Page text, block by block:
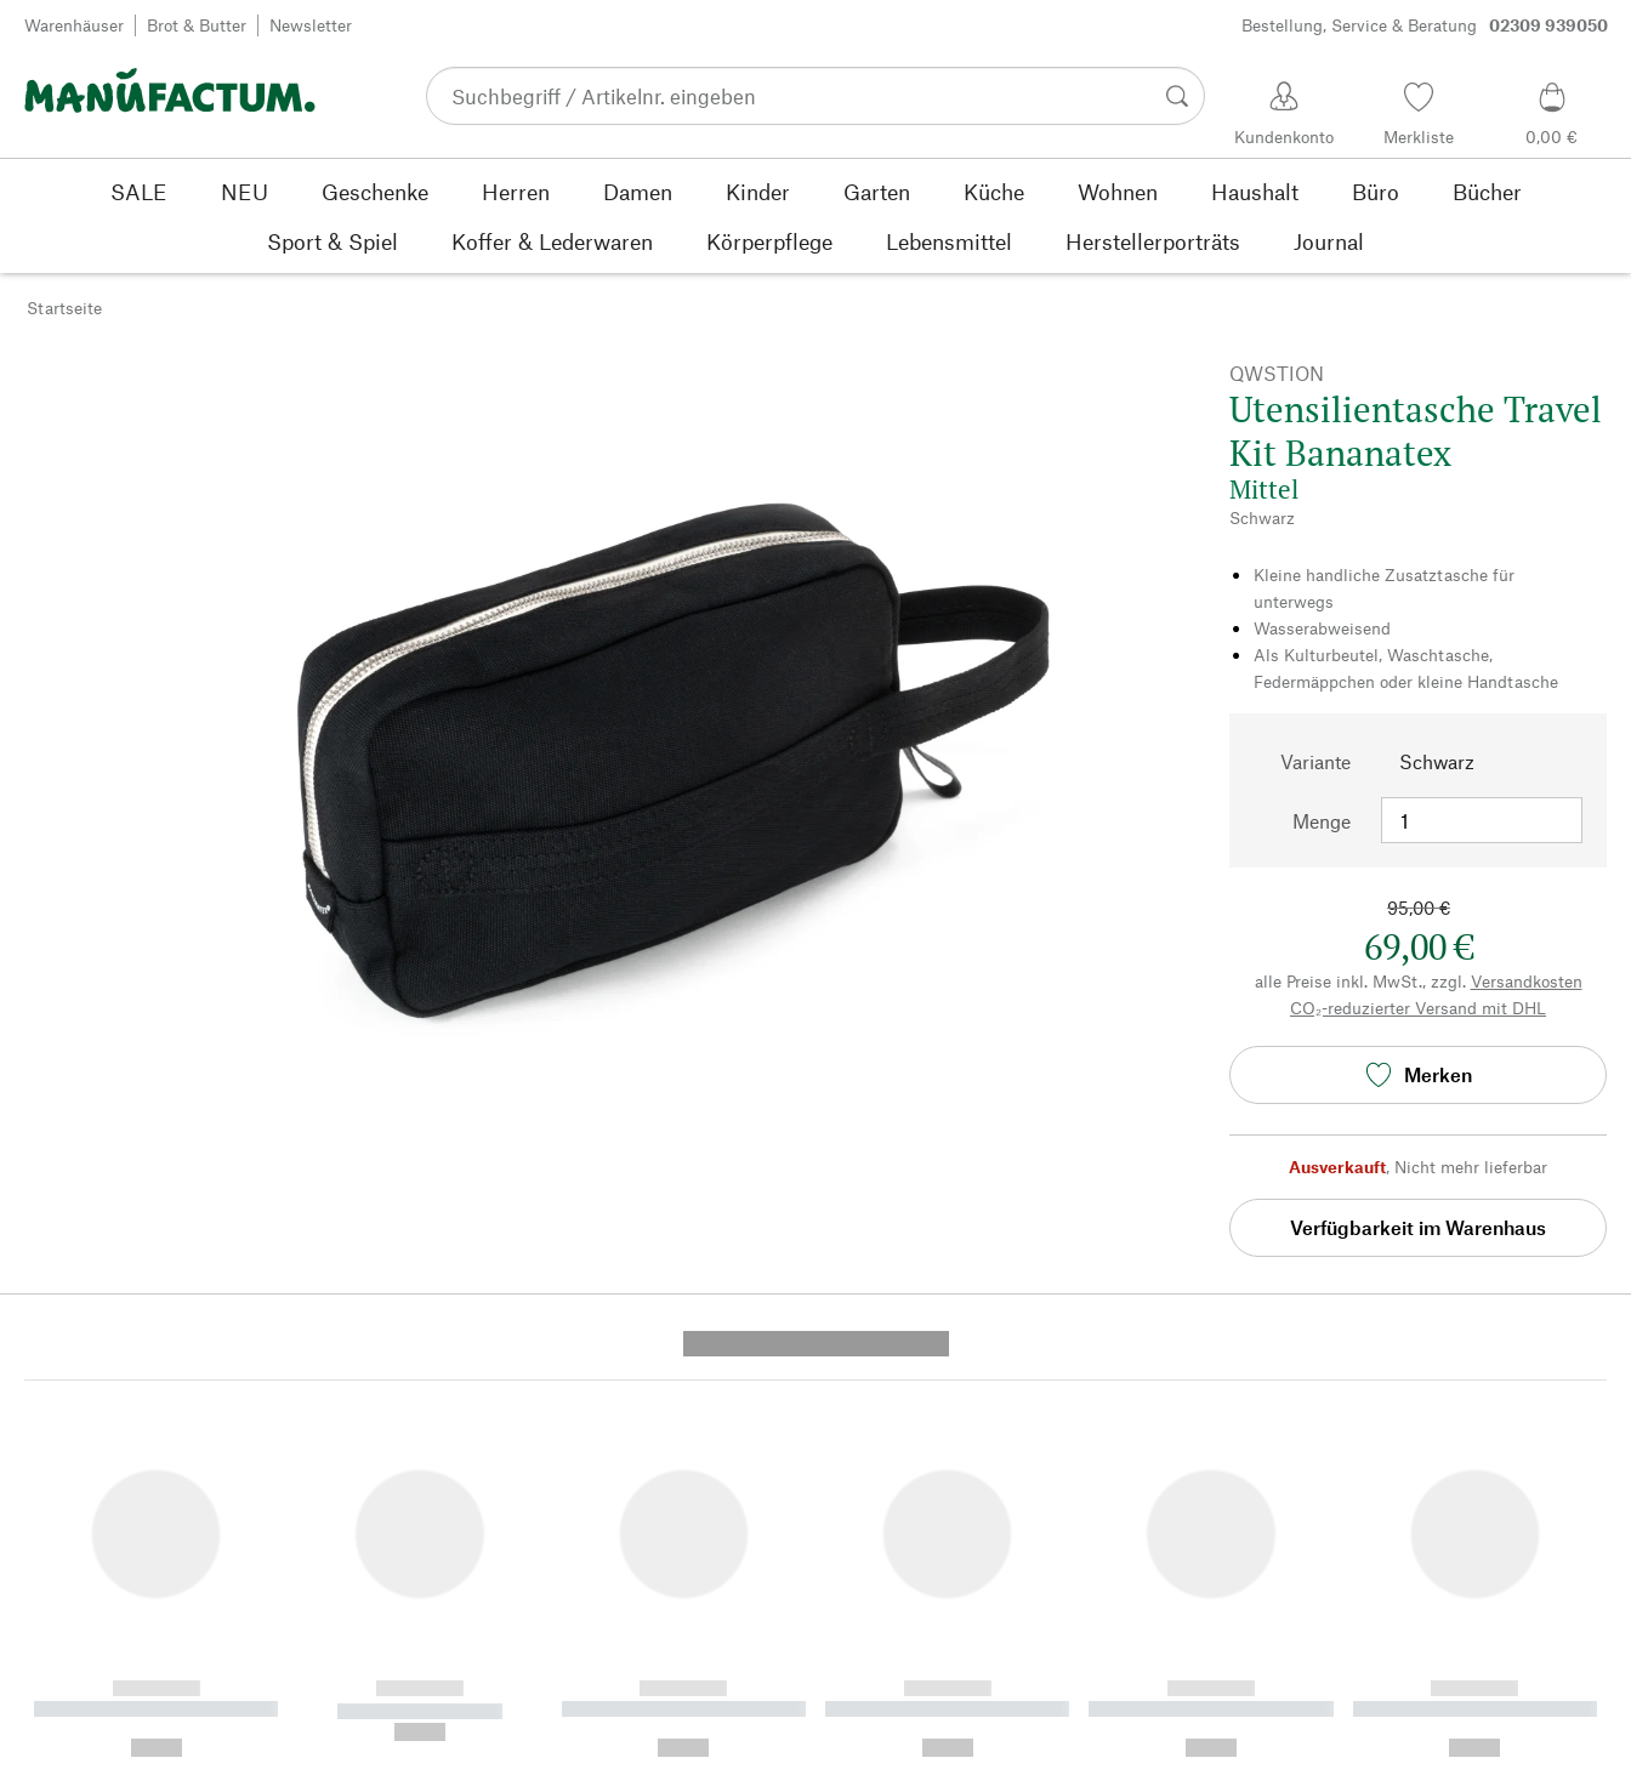
Zum Inhalt springen
Warenhäuser Brot & Butter Newsletter Bestellung, Service & Beratung 02309 939050
Kundenkonto Merkliste 0,00 €
SALE NEU Geschenke Herren Damen Kinder Garten Küche Wohnen Haushalt Büro
Bücher
Sport & Spiel
Koffer & Lederwaren Körperpflege Lebensmittel Herstellerporträts Journal
Startseite
QWSTION
Utensilientasche Travel
Kit Bananatex
Mittel
Schwarz
Kleine handliche Zusatztasche für
unterwegs
Wasserabweisend
Als Kulturbeutel, Waschtasche,
Federmäppchen oder kleine Handtasche
Variante Schwarz
Menge
95,00 €
69,00 €
alle Preise inkl. MwSt., zzgl. Versandkosten
CO₂-reduzierter Versand mit DHL
Merken
Ausverkauft, Nicht mehr lieferbar
Verfügbarkeit im Warenhaus
------------
----------- ----------- ----------
------------
----------- -----------
------------
----------- ----------- ----------
------------
----------- ----------- ----------
------------
----------- ----------- ----------
------------
----------- ----------- ----------